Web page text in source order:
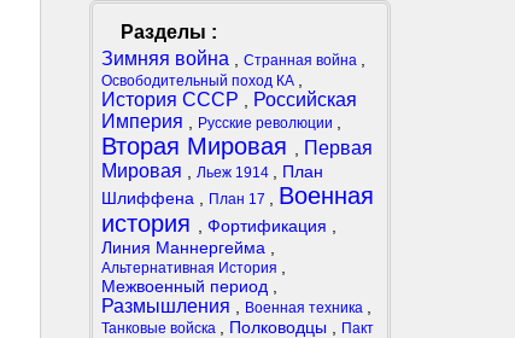
Разделы :
Зимняя война
Странная война
Освободительный поход КА
История СССР
Российская
Империя
Русские революции
Вторая Мировая
Первая
Мировая
Льеж 1914
План
Шлиффена
План 17
Военная
история
Фортификация
Линия Маннергейма
Альтернативная История
Межвоенный период
Размышления Военная техника
Танковые войска Полководцы
Пакт